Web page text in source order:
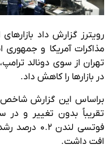
رویترز گزارش داد
مذاکرات آمریکا و جمهوری
تهران از سوی دونالد
در بازارها را کاهش داد.
افت داشت.